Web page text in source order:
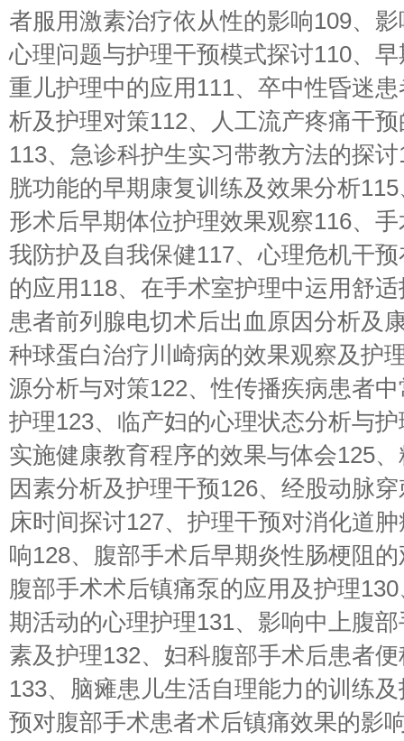
者服用激素治疗依从性的影响109、
心理问题与护理干预模式探讨110、
重儿护理中的应用111、卒中性昏迷
析及护理对策112、人工流产疼痛干
113、急诊科护生实习带教方法的探
胱功能的早期康复训练及效果分析
形术后早期体位护理效果观察116、
我防护及自我保健117、心理危机干
的应用118、在手术室护理中运用舒
患者前列腺电切术后出血原因分析及
种球蛋白治疗川崎病的效果观察及护
源分析与对策122、性传播疾病患者
护理123、临产妇的心理状态分析与
实施健康教育程序的效果与体会125
因素分析及护理干预126、经股动脉
床时间探讨127、护理干预对消化道
响128、腹部手术后早期炎性肠梗阻
腹部手术术后镇痛泵的应用及护理
期活动的心理护理131、影响中上腹
素及护理132、妇科腹部手术后患者
133、脑瘫患儿生活自理能力的训练
预对腹部手术患者术后镇痛效果的影